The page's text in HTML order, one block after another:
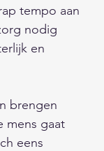
tempo aan
nodig
en
brengen
mens gaat
eens